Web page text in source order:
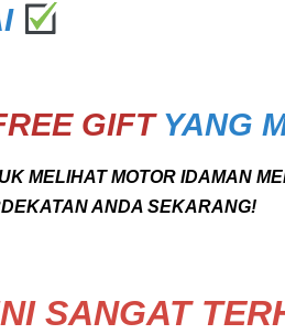
GIFTYANG
MELIHAT MOTOR IDAMAN
ANDA SEKARANG!
SANGAT